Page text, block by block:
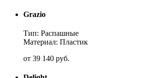
Grazio
Тип: Распашные
Материал: Пластик
от 39 140 руб.